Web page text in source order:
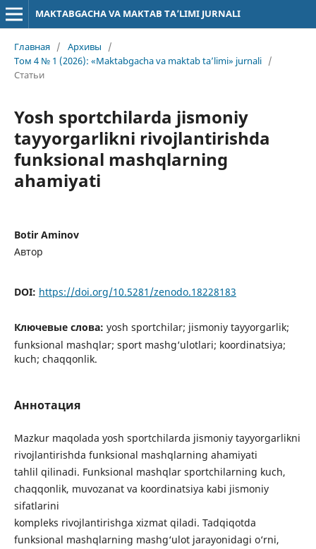
MAKTABGACHA VA MAKTAB TA’LIMI JURNALI
Главная / Архивы
/
Том 4 № 1 (2026): «Maktabgacha va maktab ta’limi» jurnali /
Статьи
Yosh sportchilarda jismoniy
tayyorgarlikni rivojlantirishda
funksional mashqlarning
ahamiyati
Botir Aminov
Автор
DOI: https://doi.org/10.5281/zenodo.18228183
Ключевые слова: yosh sportchilar; jismoniy tayyorgarlik;
funksional mashqlar; sport mashg‘ulotlari; koordinatsiya;
kuch; chaqqonlik.
Аннотация
Mazkur maqolada yosh sportchilarda jismoniy tayyorgarlikni
rivojlantirishda funksional mashqlarning ahamiyati
tahlil qilinadi. Funksional mashqlar sportchilarning kuch,
chaqqonlik, muvozanat va koordinatsiya kabi jismoniy
sifatlarini
kompleks rivojlantirishga xizmat qiladi. Tadqiqotda
funksional mashqlarning mashg‘ulot jarayonidagi o‘rni,